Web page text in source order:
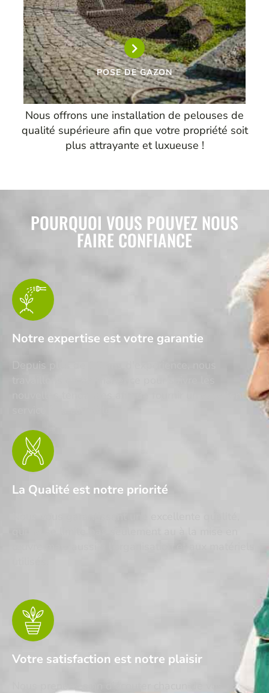
POSE DE GAZON
Nous offrons une installation de pelouses de
qualité supérieure afin que votre propriété soit
plus attrayante et luxueuse !
POURQUOI VOUS POUVEZ NOUS
FAIRE CONFIANCE
Notre expertise est votre garantie
Depuis plus de 10 ans d'expérience, nous
La Qualité est notre priorité
Votre satisfaction est notre plaisir